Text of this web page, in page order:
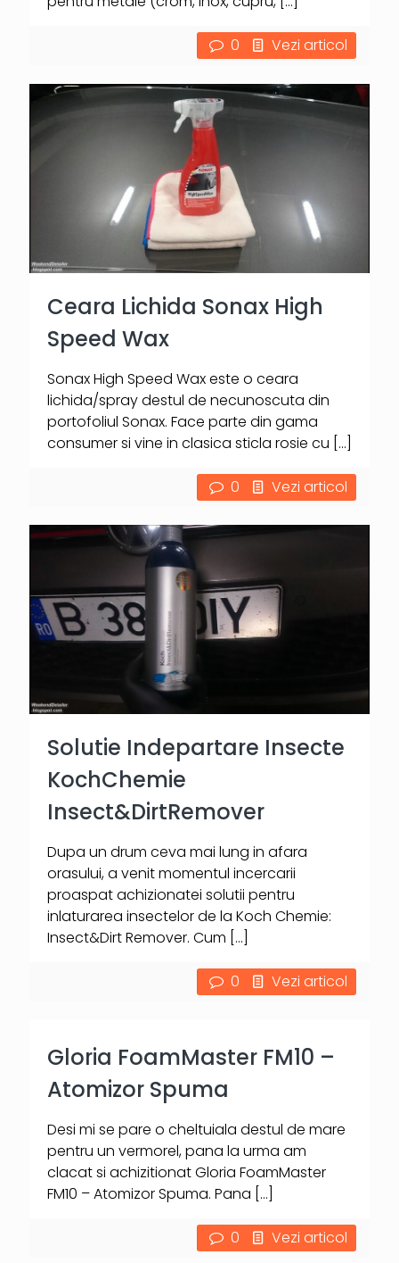
0 Vezi articol
Ceara Lichida Sonax High
Speed Wax
Sonax High Speed Wax este o ceara
lichida/spray destul de necunoscuta din
portofoliul Sonax. Face parte din gama
consumer si vine in clasica sticla rosie cu […]
0 Vezi articol
Solutie Indepartare Insecte
KochChemie
Insect&DirtRemover
Dupa un drum ceva mai lung in afara
orasului, a venit momentul incercarii
proaspat achizionatei solutii pentru
inlaturarea insectelor de la Koch Chemie:
Insect&Dirt Remover. Cum […]
0 Vezi articol
Gloria FoamMaster FM10 –
Atomizor Spuma
Desi mi se pare o cheltuiala destul de mare
pentru un vermorel, pana la urma am
clacat si achizitionat Gloria FoamMaster
FM10 – Atomizor Spuma. Pana […]
0 Vezi articol